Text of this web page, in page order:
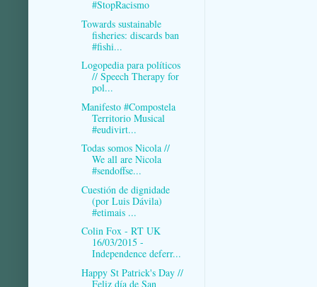
#StopRacismo
Towards sustainable
fisheries: discards ban
#fishi...
Logopedia para políticos
// Speech Therapy for
pol...
Manifesto #Compostela
Territorio Musical
#eudivirt...
Todas somos Nicola //
We all are Nicola
#sendoffse...
Cuestión de dignidade
(por Luis Dávila)
#etimais ...
Colin Fox - RT UK
16/03/2015 -
Independence deferr...
Happy St Patrick's Day //
Feliz día de San